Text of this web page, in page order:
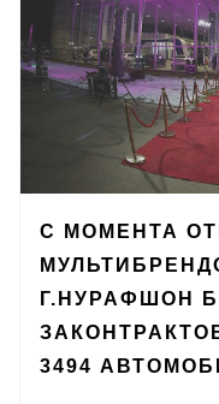
С МОМЕНТА
Г.НУРАФШОН
3494